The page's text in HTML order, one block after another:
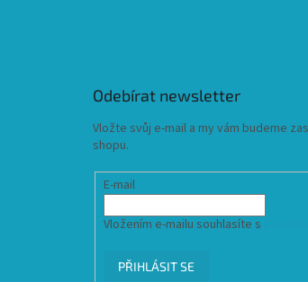
Odebírat newsletter
Vložte svůj e-mail a my vám budeme
shopu.
E-mail
Vložením e-mailu souhlasíte s
PŘIHLÁSIT SE